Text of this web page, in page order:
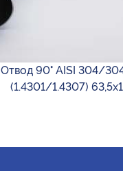
Отвод 90° AISI 304/
(1.4301/1.4307)